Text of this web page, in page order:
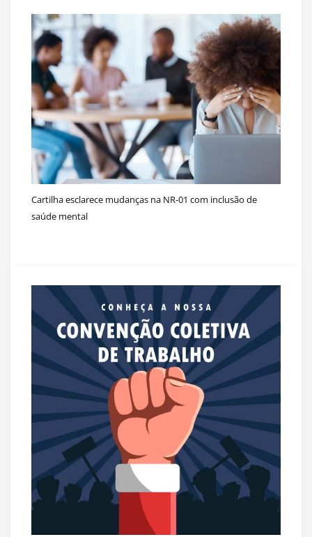
Cartilha esclarece mudanças na NR-01 com inclusão de
saúde mental